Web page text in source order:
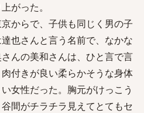
がった。
からで、子供も同じく男の子
也さんと言う名前で、なかな
んの美和さんは、ひと言で言
付きが良い柔らかそうな身体
女性だった。胸元がけっこう
間がチラチラ見えてとてもセ